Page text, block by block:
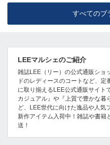
すべてのブ
LEEマルシェのご紹介
雑誌LEE（リー）の公式通販ショ
ドのレディースのコートなど、
に取り揃えるLEE公式通販サイト
カジュアル』や『上質で豊かな暮
ど、LEE世代に向けた逸品や人気
新作アイテム入荷中！雑誌や書籍
送！